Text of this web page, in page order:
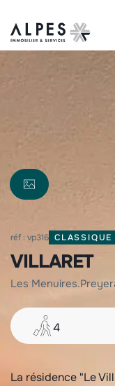
réf : vp316 CLASSIQUE
VILLARET
les menuires
4
La résidence "Le